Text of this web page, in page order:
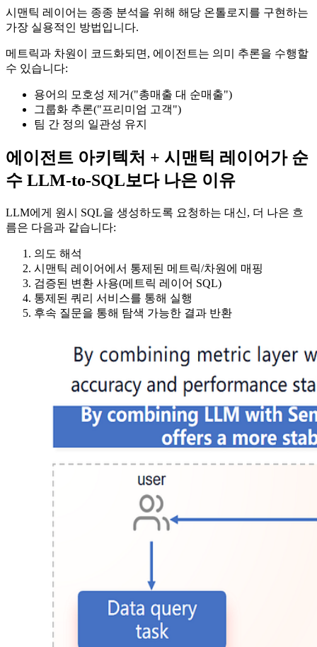
시맨틱 레이어는 종종 분석을 위해 해당 온톨로지를 구현하는
가장 실용적인 방법입니다.
메트릭과 차원이 코드화되면, 에이전트는 의미 추론을 수행할
수 있습니다:
용어의 모호성 제거("총매출 대 순매출")
그룹화 추론("프리미엄 고객")
팀 간 정의 일관성 유지
에이전트 아키텍처 + 시맨틱 레이어가 순
수 LLM-to-SQL보다 나은 이유
LLM에게 원시 SQL을 생성하도록 요청하는 대신, 더 나은 흐
름은 다음과 같습니다:
의도 해석
시맨틱 레이어에서 통제된 메트릭/차원에 매핑
검증된 변환 사용(메트릭 레이어 SQL)
통제된 쿼리 서비스를 통해 실행
후속 질문을 통해 탐색 가능한 결과 반환